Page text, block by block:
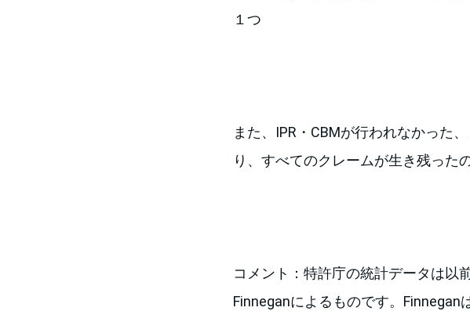
１つ
また、IPR・CBMが行われなかった
り、すべてのクレームが生き残った
コメント：特許庁の統計データは以
Finneganによるものです。